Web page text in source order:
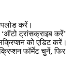
करें।
ट्रांसक्राइब करें’
को एडिट करें।
फॉर्मेट चुनें, फिर